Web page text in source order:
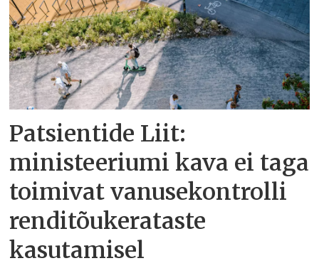
Patsientide Liit:
ministeeriumi kava ei taga
toimivat vanusekontrolli
renditõukerataste
kasutamisel